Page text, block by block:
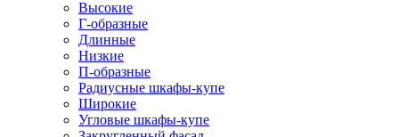
Высокие
Г-образные
Длинные
Низкие
П-образные
Радиусные шкафы-купе
Широкие
Угловые шкафы-купе